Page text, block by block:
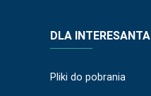
DLA INTERESANTA
Pliki do pobrania